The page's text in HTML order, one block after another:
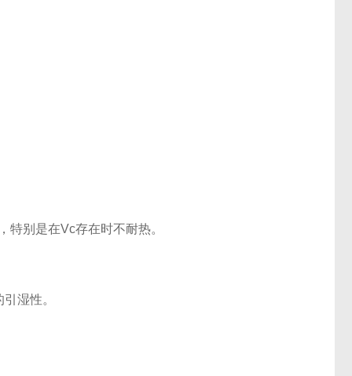
别是在Vc存在时不耐热。
湿性。